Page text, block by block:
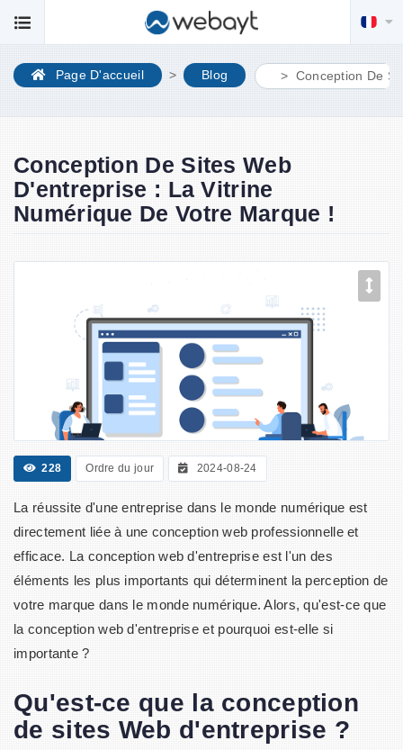
Page D'accueil Blog Conception De
Conception De Sites Web
D'entreprise : La Vitrine
Numérique De Votre Marque !
228 Ordre du jour 2024-08-24
La réussite d'une entreprise dans le monde numérique est
directement liée à une conception web professionnelle et
efficace. La conception web d'entreprise est l'un des
éléments les plus importants qui déterminent la perception de
votre marque dans le monde numérique. Alors, qu'est-ce que
la conception web d'entreprise et pourquoi est-elle si
importante ?
Qu'est-ce que la conception
de sites Web d'entreprise ?